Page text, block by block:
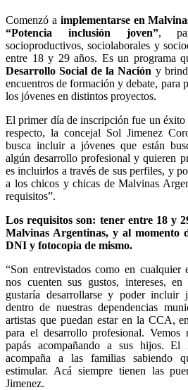
Comenzó a implementarse en
“Potencia inclusión joven”,
socioproductivos, sociolaborales y
entre 18 y 29 años. Es un programa
Desarrollo Social de la Nación y
encuentros de formación y debate, para
los jóvenes en distintos proyectos.
El primer día de inscripción fue un
respecto, la concejal Sol Jimenez
busca incluir a jóvenes que están
algún desarrollo profesional y quieren
es incluirlos a través de sus perfiles, y
a los chicos y chicas de Malvinas
requisitos”.
Los requisitos son: tener entre 18 y
Malvinas Argentinas, y al momento
DNI y fotocopia de mismo.
“Son entrevistados como en cualquier
nos cuenten sus gustos, intereses,
gustaría desarrollarse y poder incluir
dentro de nuestras dependencias
artistas que puedan estar en la CCA,
para el desarrollo profesional. Vemos
papás acompañando a sus hijos. El
acompaña a las familias sabiendo
estimular. Acá siempre tienen las
Jimenez.